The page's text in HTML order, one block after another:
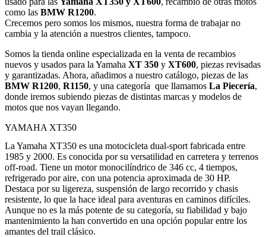
como las BMW R1200.
Crecemos pero somos los mismos, nuestra forma de trabajar no
cambia y la atención a nuestros clientes, tampoco.
Somos la tienda online especializada en la venta de recambios
nuevos y usados para la Yamaha XT 350 y XT600, piezas revisadas
y garantizadas. Ahora, añadimos a nuestro catálogo, piezas de las
BMW R1200, R1150, y una categoría que llamamos La Piecería,
donde iremos subiendo piezas de distintas marcas y modelos de
motos que nos vayan llegando.
YAMAHA XT350
La Yamaha XT350 es una motocicleta dual-sport fabricada entre
1985 y 2000. Es conocida por su versatilidad en carretera y terrenos
off-road. Tiene un motor monocilíndrico de 346 cc, 4 tiempos,
refrigerado por aire, con una potencia aproximada de 30 HP.
Destaca por su ligereza, suspensión de largo recorrido y chasis
resistente, lo que la hace ideal para aventuras en caminos difíciles.
Aunque no es la más potente de su categoría, su fiabilidad y bajo
mantenimiento la han convertido en una opción popular entre los
amantes del trail clásico.